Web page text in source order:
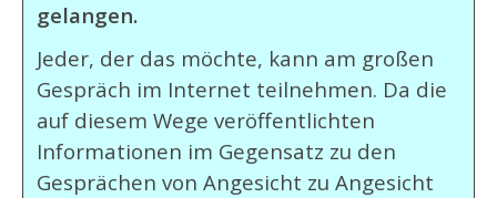
gelangen.
Jeder, der das möchte, kann am großen
Gespräch im Internet teilnehmen. Da die
auf diesem Wege veröffentlichten
Informationen im Gegensatz zu den
Gesprächen von Angesicht zu Angesicht